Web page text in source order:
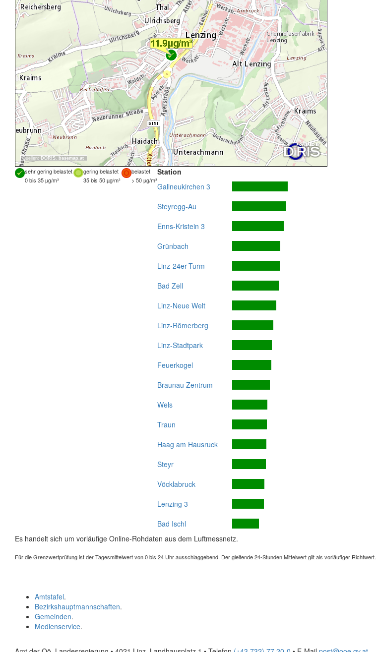
Quellen: DORIS, basemap.at
sehr gering belastet gering belastet
belastet
0 bis 35 µg/m³
35 bis 50 µg/m³ > 50 µg/m³
Station
Gallneukirchen 3
Steyregg-Au
Enns-Kristein 3
Grünbach
Linz-24er-Turm
Bad Zell
Linz-Neue Welt
Linz-Römerberg
Linz-Stadtpark
Feuerkogel
Braunau Zentrum
Wels
Traun
Haag am Hausruck
Steyr
Vöcklabruck
Lenzing 3
Bad Ischl
Es handelt sich um vorläufige Online-Rohdaten aus dem Luftmessnetz.
Für die Grenzwertprüfung ist der Tagesmittelwert von 0 bis 24 Uhr ausschlaggebend. Der gleitende 24-Stunden Mittelwert gilt als vorläufiger Richtwert.
Amtstafel.
Bezirkshauptmannschaften.
Gemeinden.
Medienservice.